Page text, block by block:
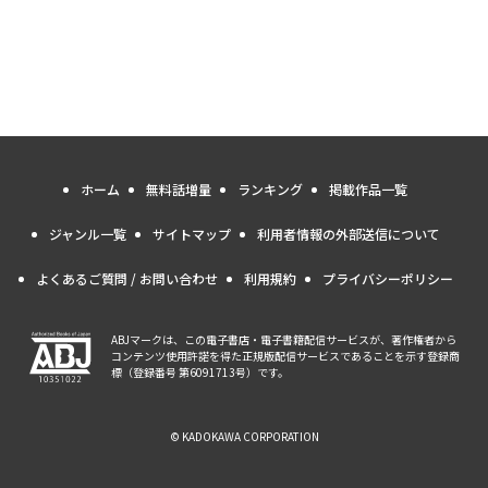
ホーム 無料話増量 ランキング 掲載作品一覧
ジャンル一覧 サイトマップ 利用者情報の外部送信について
よくあるご質問 / お問い合わせ 利用規約 プライバシーポリシー
ABJマークは、この電子書店・電子書籍配信サービスが、著作権者から
コンテンツ使用許諾を得た正規版配信サービスであることを示す登録商
標（登録番号 第6091713号）です。
© KADOKAWA CORPORATION